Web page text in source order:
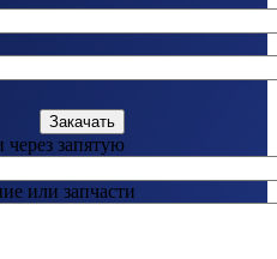
Закачать
запятую
или запчасти